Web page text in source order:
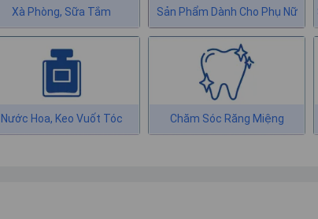
Xà Phòng, Sữa Tắm
Nước Hoa, Keo Vuốt Tóc
Sản Phẩm Dành Cho Phụ Nữ
Chăm Sóc Răng Miệng